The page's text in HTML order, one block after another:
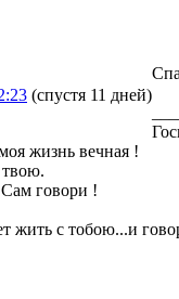
(спустя 11 дней)
жизнь вечная !
говори !
жить с тобою...и